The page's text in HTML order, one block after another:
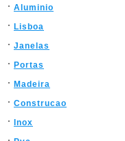
Aluminio
Lisboa
Janelas
Portas
Madeira
Construcao
Inox